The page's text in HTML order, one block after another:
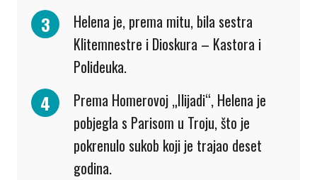
Helena je, prema mitu, bila sestra
Klitemnestre i Dioskura – Kastora i
Polideuka.
Prema Homerovoj „Ilijadi“, Helena je
pobjegla s Parisom u Troju, što je
pokrenulo sukob koji je trajao deset
godina.